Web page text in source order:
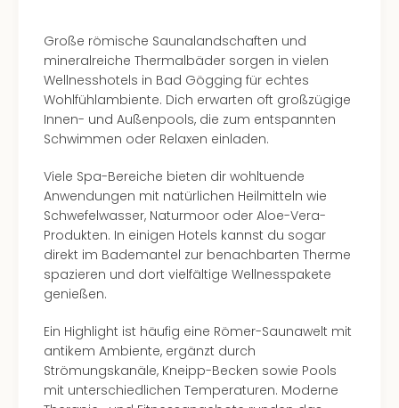
Große römische Saunalandschaften und
mineralreiche Thermalbäder sorgen in vielen
Wellnesshotels in Bad Gögging für echtes
Wohlfühlambiente. Dich erwarten oft großzügige
Innen- und Außenpools, die zum entspannten
Schwimmen oder Relaxen einladen.
Viele Spa-Bereiche bieten dir wohltuende
Anwendungen mit natürlichen Heilmitteln wie
Schwefelwasser, Naturmoor oder Aloe-Vera-
Produkten. In einigen Hotels kannst du sogar
direkt im Bademantel zur benachbarten Therme
spazieren und dort vielfältige Wellnesspakete
genießen.
Ein Highlight ist häufig eine Römer-Saunawelt mit
antikem Ambiente, ergänzt durch
Strömungskanäle, Kneipp-Becken sowie Pools
mit unterschiedlichen Temperaturen. Moderne